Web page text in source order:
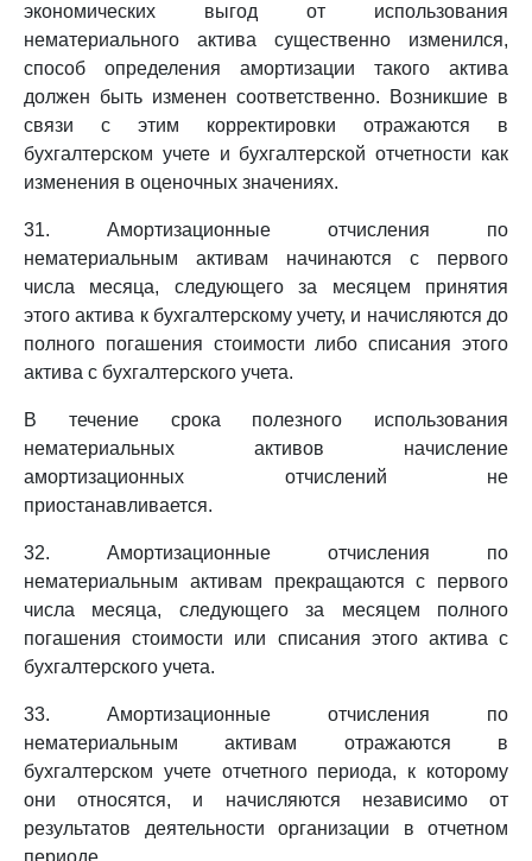
экономических выгод от использования
нематериального актива существенно изменился,
способ определения амортизации такого актива
должен быть изменен соответственно. Возникшие в
связи с этим корректировки отражаются в
бухгалтерском учете и бухгалтерской отчетности как
изменения в оценочных значениях.
31. Амортизационные отчисления по
нематериальным активам начинаются с первого
числа месяца, следующего за месяцем принятия
этого актива к бухгалтерскому учету, и начисляются до
полного погашения стоимости либо списания этого
актива с бухгалтерского учета.
В течение срока полезного использования
нематериальных активов начисление
амортизационных отчислений не
приостанавливается.
32. Амортизационные отчисления по
нематериальным активам прекращаются с первого
числа месяца, следующего за месяцем полного
погашения стоимости или списания этого актива с
бухгалтерского учета.
33. Амортизационные отчисления по
нематериальным активам отражаются в
бухгалтерском учете отчетного периода, к которому
они относятся, и начисляются независимо от
результатов деятельности организации в отчетном
периоде.